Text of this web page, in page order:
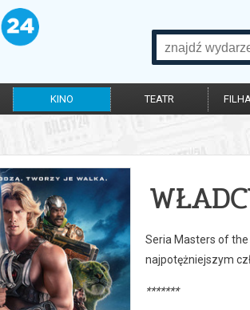
KINO TEATR
Seria Masters of
najpotężniejszym
*******